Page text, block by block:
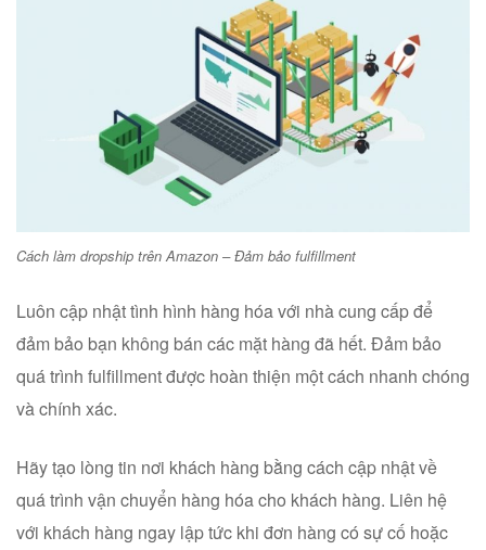
Cách làm dropship trên Amazon – Đảm bảo fulfillment
Luôn cập nhật tình hình hàng hóa với nhà cung cấp để
đảm bảo bạn không bán các mặt hàng đã hết. Đảm bảo
quá trình fulfillment được hoàn thiện một cách nhanh chóng
và chính xác.
Hãy tạo lòng tin nơi khách hàng bằng cách cập nhật về
quá trình vận chuyển hàng hóa cho khách hàng. Liên hệ
với khách hàng ngay lập tức khi đơn hàng có sự cố hoặc